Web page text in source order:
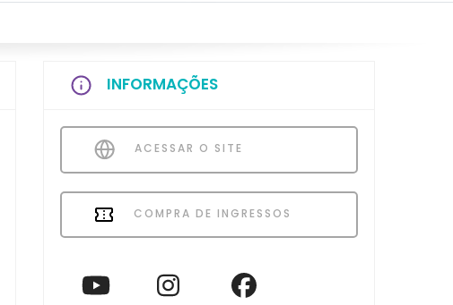
INFORMAÇÕES
ACESSAR O SITE
COMPRA DE INGRESSOS